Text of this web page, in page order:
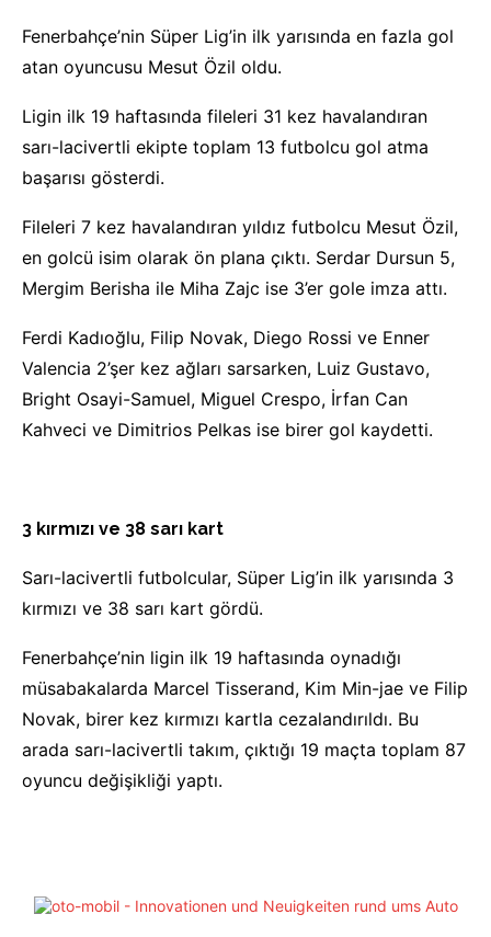
Fenerbahçe’nin Süper Lig’in ilk yarısında en fazla gol
atan oyuncusu Mesut Özil oldu.
Ligin ilk 19 haftasında fileleri 31 kez havalandıran
sarı-lacivertli ekipte toplam 13 futbolcu gol atma
başarısı gösterdi.
Fileleri 7 kez havalandıran yıldız futbolcu Mesut Özil,
en golcü isim olarak ön plana çıktı. Serdar Dursun 5,
Mergim Berisha ile Miha Zajc ise 3’er gole imza attı.
Ferdi Kadıoğlu, Filip Novak, Diego Rossi ve Enner
Valencia 2’şer kez ağları sarsarken, Luiz Gustavo,
Bright Osayi-Samuel, Miguel Crespo, İrfan Can
Kahveci ve Dimitrios Pelkas ise birer gol kaydetti.
3 kırmızı ve 38 sarı kart
Sarı-lacivertli futbolcular, Süper Lig’in ilk yarısında 3
kırmızı ve 38 sarı kart gördü.
Fenerbahçe’nin ligin ilk 19 haftasında oynadığı
müsabakalarda Marcel Tisserand, Kim Min-jae ve Filip
Novak, birer kez kırmızı kartla cezalandırıldı. Bu
arada sarı-lacivertli takım, çıktığı 19 maçta toplam 87
oyuncu değişikliği yaptı.